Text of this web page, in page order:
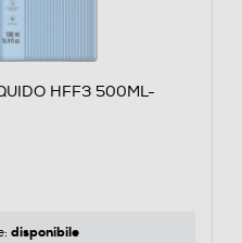
HFF3 500ML-
disponibile